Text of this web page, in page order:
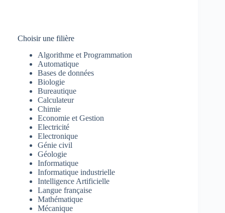
Choisir une filière
Algorithme et Programmation
Automatique
Bases de données
Biologie
Bureautique
Calculateur
Chimie
Economie et Gestion
Electricité
Electronique
Génie civil
Géologie
Informatique
Informatique industrielle
Intelligence Artificielle
Langue française
Mathématique
Mécanique